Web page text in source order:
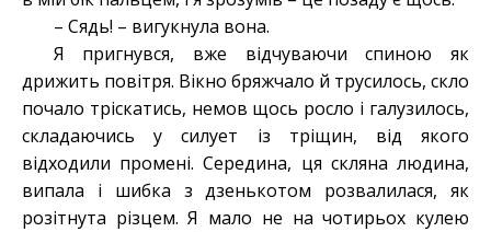
– Сядь! – вигукнула вона.
Я пригнувся, вже відчуваючи спиною як
дрижить повітря. Вікно бряжчало й трусилось, скло
почало трiскатись, немов щось росло i галузилось,
складаючись у силует із тріщин, від якого
відходили промені. Середина, ця скляна людина,
випала і шибка з дзенькотом розвалилася, як
розітнута різцем. Я мало не на чотирьох кулею